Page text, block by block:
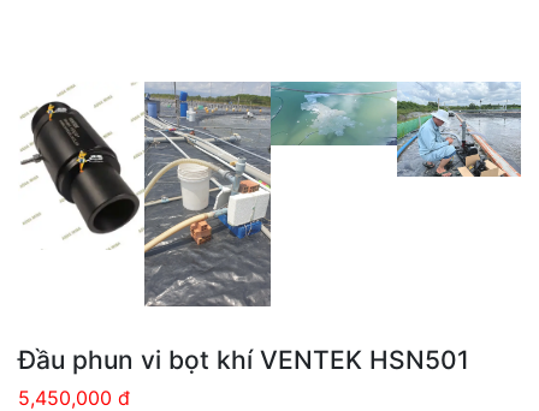
Đầu phun vi bọt khí VENTEK HSN501
5,450,000 đ